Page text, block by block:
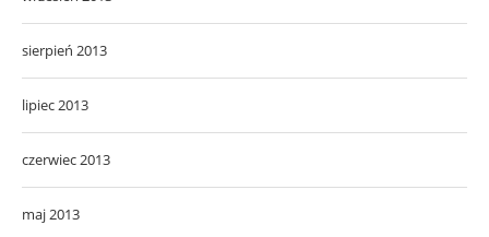
czerwiec 2013
maj 2013
kwiecień 2013
marzec 2013